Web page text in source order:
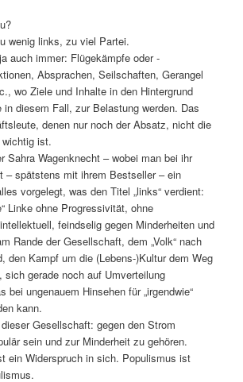
wenig links, zu viel Partei.
auch immer: Flügekämpfe oder -
Absprachen, Seilschaften, Gerangel
wo Ziele und Inhalte in den Hintergrund
in diesem Fall, zur Belastung werden. Das
denen nur noch der Absatz, nicht die
ist.
Sahra Wagenknecht – wobei man bei ihr
– spätstens mit ihrem Bestseller – ein
vorgelegt, was den Titel „links“ verdient:
Linke ohne Progressivität, ohne
feindselig gegen Minderheiten und
Rande der Gesellschaft, dem „Volk“ nach
den Kampf um die (Lebens-)Kultur dem Weg
sich gerade noch auf Umverteilung
bei ungenauem Hinsehen für „irgendwie“
kann.
Gesellschaft: gegen den Strom
sein und zur Minderheit zu gehören.
ein Widerspruch in sich. Populismus ist